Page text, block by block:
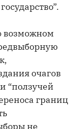
возможном
очагов
“ползучей
границ
не